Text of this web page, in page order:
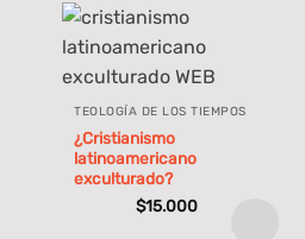
TEOLOGÍA DE LOS TIEMPOS
¿Cristianismo
latinoamericano
exculturado?
$15.000